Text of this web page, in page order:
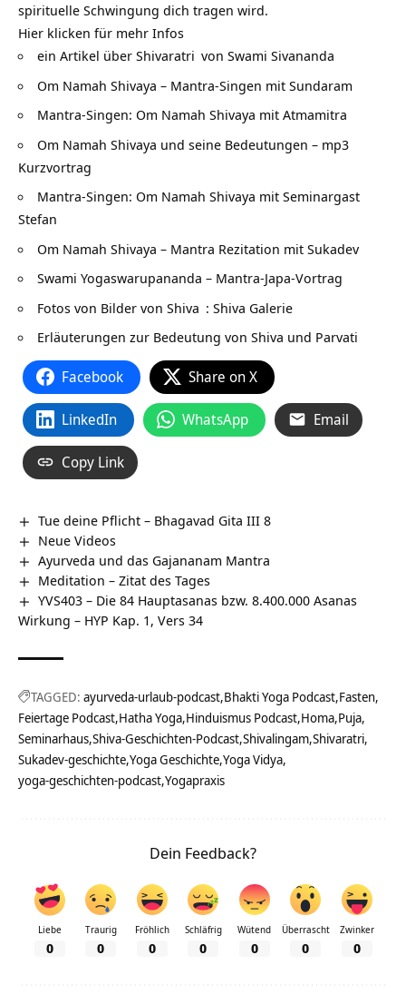
spirituelle Schwingung dich tragen wird.
Hier klicken für mehr Infos
ein Artikel über Shivaratri von Swami Sivananda
Om Namah Shivaya – Mantra-Singen mit Sundaram
Mantra-Singen: Om Namah Shivaya mit Atmamitra
Om Namah Shivaya und seine Bedeutungen – mp3
Kurzvortrag
Mantra-Singen: Om Namah Shivaya mit Seminargast
Stefan
Om Namah Shivaya – Mantra Rezitation mit Sukadev
Swami Yogaswarupananda – Mantra-Japa-Vortrag
Fotos von Bilder von Shiva : Shiva Galerie
Erläuterungen zur Bedeutung von Shiva und Parvati
Facebook Share on X
LinkedIn WhatsApp Email
Copy Link
Tue deine Pflicht – Bhagavad Gita III 8
Neue Videos
Ayurveda und das Gajananam Mantra
Meditation – Zitat des Tages
YVS403 – Die 84 Hauptasanas bzw. 8.400.000 Asanas
Wirkung – HYP Kap. 1, Vers 34
TAGGED: ayurveda-urlaub-podcast Bhakti Yoga Podcast Fasten
Feiertage Podcast Hatha Yoga Hinduismus Podcast Homa Puja
Seminarhaus Shiva-Geschichten-Podcast Shivalingam Shivaratri
Sukadev-geschichte Yoga Geschichte Yoga Vidya
yoga-geschichten-podcast Yogapraxis
Dein Feedback?
Liebe
0
Traurig
0
Fröhlich
0
Schläfrig
0
Wütend
0
Überrascht
0
Zwinker
0